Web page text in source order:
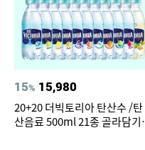
15% 15,980
20+20 더빅토리아 탄산수 /탄
산음료 500ml 21종 골라담기